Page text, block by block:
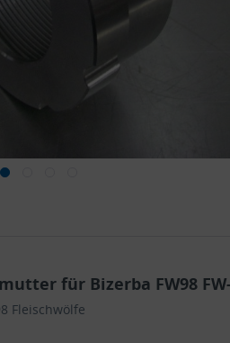
für Bizerba FW98
Fleischwölfe